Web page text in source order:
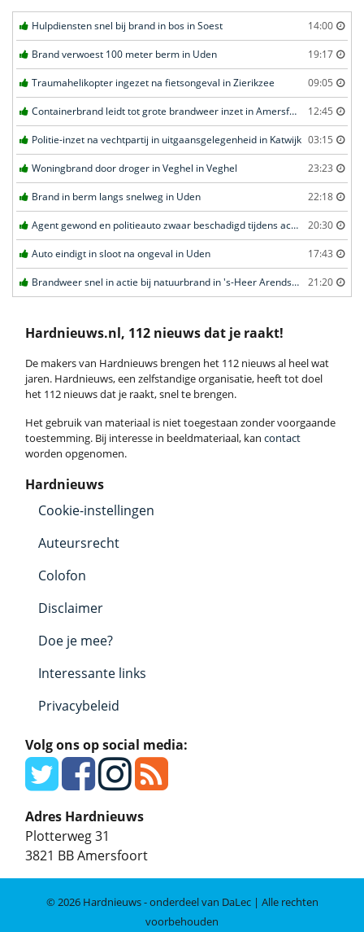
Hulpdiensten snel bij brand in bos in Soest 14:00
Brand verwoest 100 meter berm in Uden 19:17
Traumahelikopter ingezet na fietsongeval in Zierikzee 09:05
Containerbrand leidt tot grote brandweer inzet in Amersfoort 12:45
Politie-inzet na vechtpartij in uitgaansgelegenheid in Katwijk 03:15
Woningbrand door droger in Veghel in Veghel 23:23
Brand in berm langs snelweg in Uden 22:18
Agent gewond en politieauto zwaar beschadigd tijdens achtervolging in Uden 20:30
Auto eindigt in sloot na ongeval in Uden 17:43
Brandweer snel in actie bij natuurbrand in 's-Heer Arendskerke 21:20
Hardnieuws.nl, 112 nieuws dat je raakt!
De makers van Hardnieuws brengen het 112 nieuws al heel wat
jaren. Hardnieuws, een zelfstandige organisatie, heeft tot doel
het 112 nieuws dat je raakt, snel te brengen.
Het gebruik van materiaal is niet toegestaan zonder voorgaande
toestemming. Bij interesse in beeldmateriaal, kan contact
worden opgenomen.
Hardnieuws
Cookie-instellingen
Auteursrecht
Colofon
Disclaimer
Doe je mee?
Interessante links
Privacybeleid
Volg ons op social media:
Adres Hardnieuws
Plotterweg 31
3821 BBAmersfoort
© 2026 Hardnieuws - onderdeel van DaLec | Alle rechten
voorbehouden